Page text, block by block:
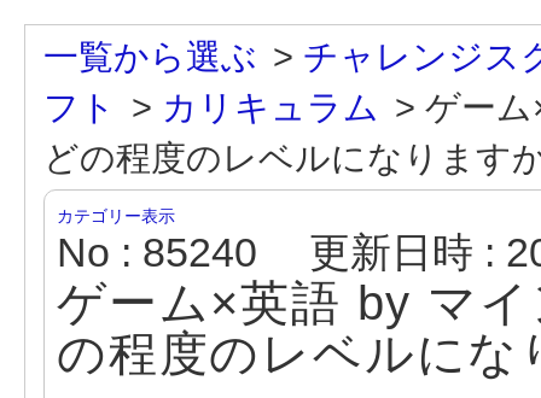
一覧から選ぶ > チャレンジス
フト
> カリキュラム > ゲー
どの程度のレベルになります
カテゴリー表示
No : 85240 更新日時 :
ゲーム×英語 by マ
の程度のレベルにな